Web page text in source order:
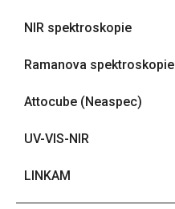
NIR spektroskopie
Ramanova spektroskopie
Attocube (Neaspec)
UV-VIS-NIR
LINKAM